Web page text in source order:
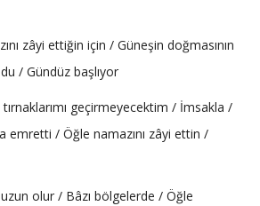
zâyi ettiğin için / Güneşin doğmasının
/ Gündüz başlıyor
geçirmeyecektim / İmsakla /
emretti / Öğle namazını zâyi ettin /
uzun olur / Bâzı bölgelerde / Öğle